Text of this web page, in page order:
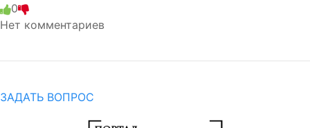
0
Нет комментариев
ЗАДАТЬ ВОПРОС